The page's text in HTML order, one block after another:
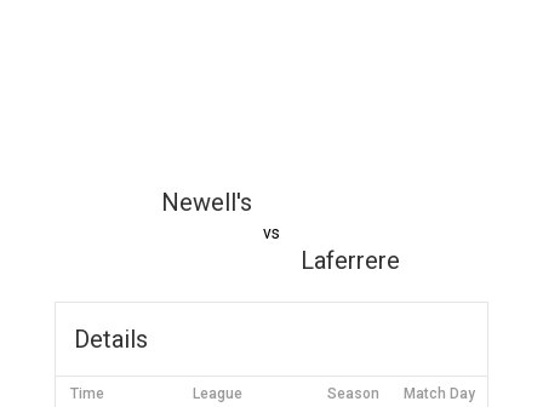
Newell's
vs
Laferrere
Details
Time League Season Match Day